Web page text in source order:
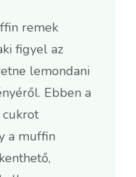
remek
figyel az
lemondani
Ebben a
cukrot
a muffin